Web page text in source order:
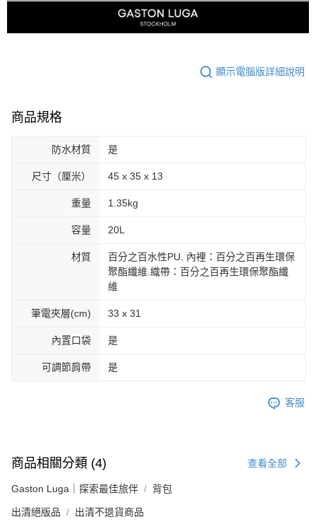
顯示電腦版詳細說明
商品規格
防水材質 是
尺寸（厘米） 45 x 35 x 13
重量 1.35kg
容量 20L
材質
百分之百水性PU. 內裡：百分之百再生環保
聚酯纖維.織帶：百分之百再生環保聚酯纖
維
筆電夾層(cm) 33 x 31
內置口袋 是
可調節肩帶 是
客服
商品相關分類 (4) 查看全部
Gaston Luga｜探索最佳旅伴 背包
出清絕版品 出清不退貨商品